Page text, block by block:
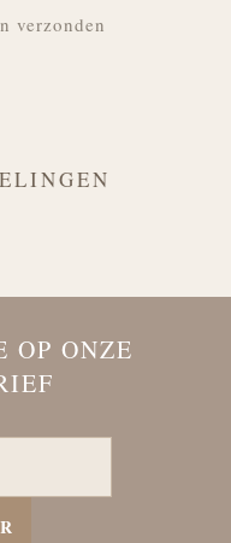
verzonden
OP ONZE